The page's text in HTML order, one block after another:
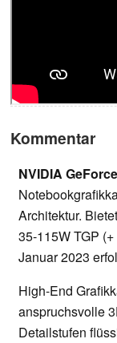
Kommentar
NVIDIA
Architektur.
35-115W TGP
Januar 2023
High-End
anspruchsvolle
Detailstufen